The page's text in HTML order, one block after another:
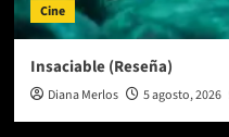
Cine
Insaciable (Reseña)
Diana Merlos 5 agosto, 2026